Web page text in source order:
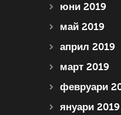
юни 2019
май 2019
април 2019
март 2019
февруари
януари 2019